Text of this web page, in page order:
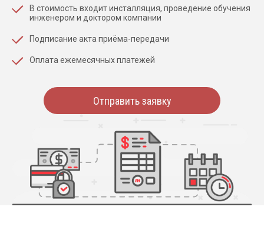
В стоимость входит инсталляция, проведение обучения
инженером и доктором компании
Подписание акта приёма-передачи
Оплата ежемесячных платежей
Отправить заявку